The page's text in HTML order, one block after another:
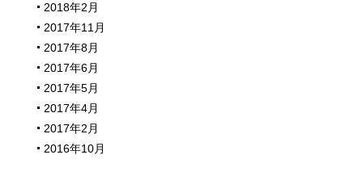
2018年2月
2017年11月
2017年8月
2017年6月
2017年5月
2017年4月
2017年2月
2016年10月